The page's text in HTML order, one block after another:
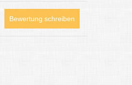
Bewertung schreiben